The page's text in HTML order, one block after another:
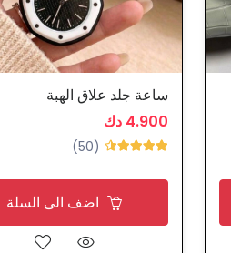
ساعة جلد علاق الهبة
4.900 دك
(50)
اضف الى السلة